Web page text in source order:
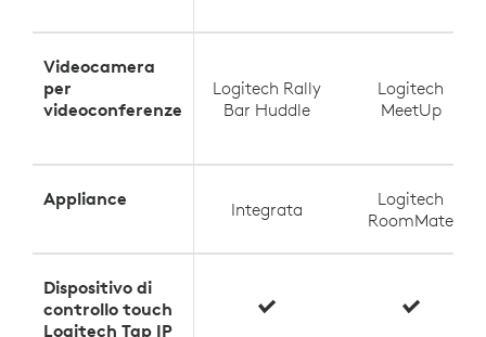
Videocamera
per
videoconferenze
Logitech Rally
Bar Huddle
Logitech
MeetUp
Appliance Integrata
Logitech
RoomMate
Dispositivo di
controllo touch
Logitech Tap IP